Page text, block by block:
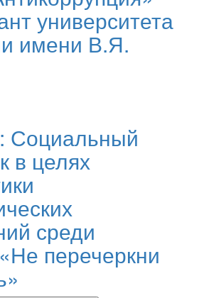
университета
имени В.Я.
Социальный
в целях
среди
перечеркни